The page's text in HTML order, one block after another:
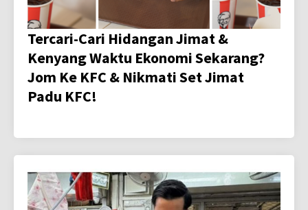
Tercari-Cari Hidangan Jimat &
Kenyang Waktu Ekonomi Sekarang?
Jom Ke KFC & Nikmati Set Jimat
Padu KFC!